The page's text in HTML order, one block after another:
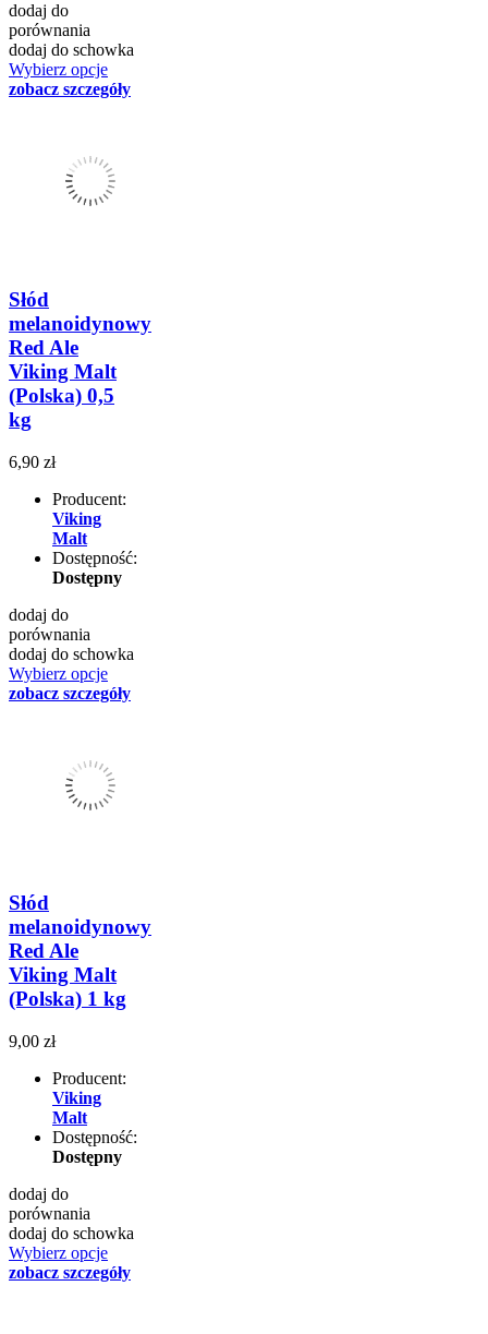
dodaj do
porównania
dodaj do schowka
Wybierz opcje
zobacz szczegóły
Słód
melanoidynowy
Red Ale
Viking Malt
(Polska) 0,5
kg
6,90 zł
Producent:
Viking
Malt
Dostępność:
Dostępny
dodaj do
porównania
dodaj do schowka
Wybierz opcje
zobacz szczegóły
Słód
melanoidynowy
Red Ale
Viking Malt
(Polska) 1 kg
9,00 zł
Producent:
Viking
Malt
Dostępność:
Dostępny
dodaj do
porównania
dodaj do schowka
Wybierz opcje
zobacz szczegóły